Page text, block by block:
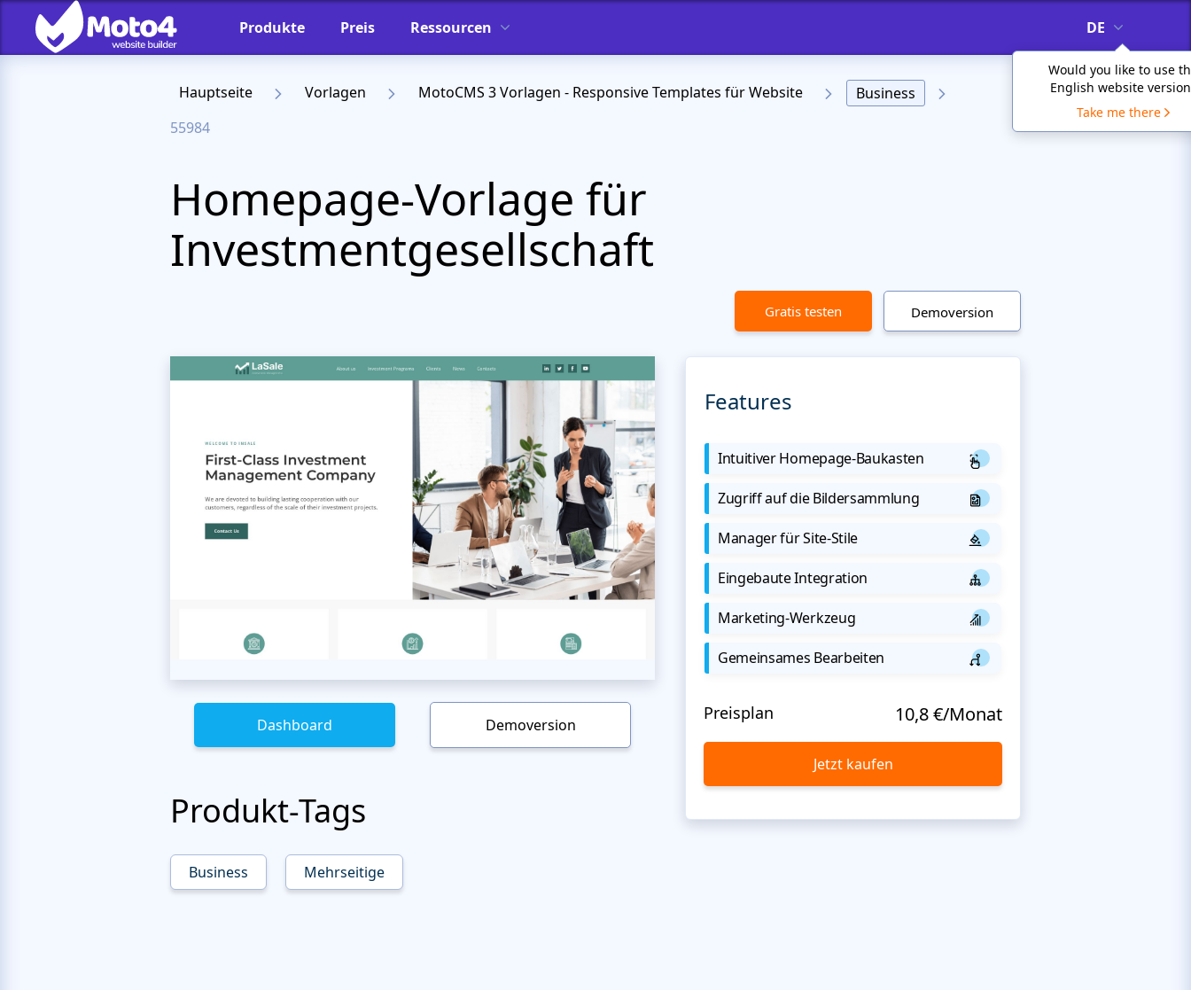
Produkte Preis Ressourcen DE
Would you like to use
English website
Take me there
Hauptseite Vorlagen MotoCMS 3 Vorlagen - Responsive Templates für Website
Business
55984
Homepage-Vorlage für
Investmentgesellschaft
Gratis testen Demoversion
Dashboard Demoversion
Produkt-Tags
Business Mehrseitige
Features
Intuitiver Homepage-Baukasten
Zugriff auf die Bildersammlung
Manager für Site-Stile
Eingebaute Integration
Marketing-Werkzeug
Gemeinsames Bearbeiten
Preisplan 10,8 €/Monat
Jetzt kaufen